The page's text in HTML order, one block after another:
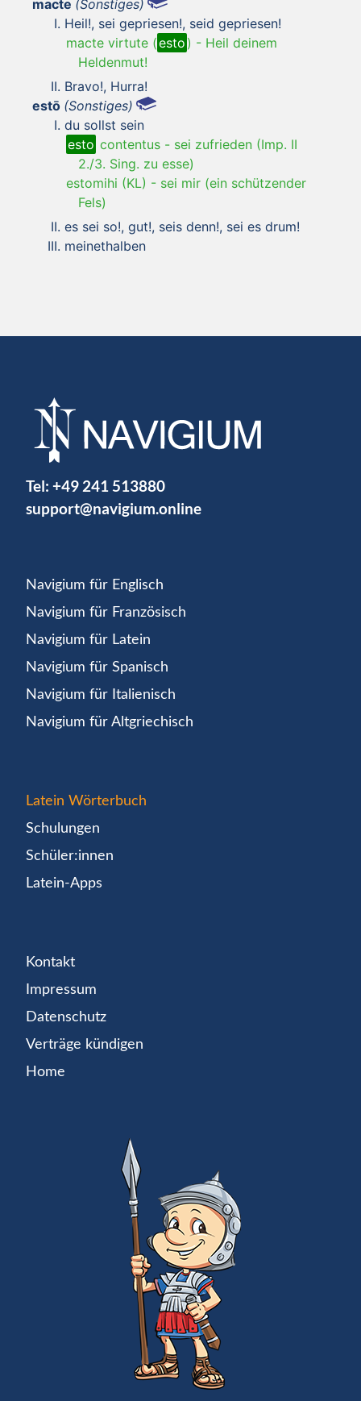
macte (Sonstiges)
Heil!, sei gepriesen!, seid gepriesen!
macte virtute (esto ) - Heil deinem
Heldenmut!
Bravo!, Hurra!
estō (Sonstiges)
du sollst sein
esto contentus - sei zufrieden (Imp. II
2./3. Sing. zu esse)
estomihi (KL) - sei mir (ein schützender
Fels)
es sei so!, gut!, seis denn!, sei es drum!
meinethalben
Tel: +49 241 513880
support@navigium.online
Navigium für Englisch
Navigium für Französisch
Navigium für Latein
Navigium für Spanisch
Navigium für Italienisch
Navigium für Altgriechisch
Latein Wörterbuch
Schulungen
Schüler:innen
Latein-Apps
Kontakt
Impressum
Datenschutz
Verträge kündigen
Home